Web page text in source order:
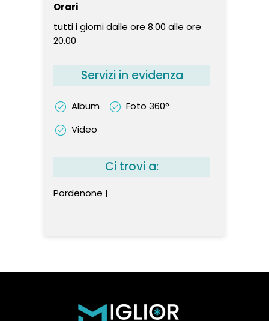
Orari
tutti i giorni dalle ore 8.00 alle ore
20.00
Servizi in evidenza
Album
Foto 360°
Video
Ci trovi a:
Pordenone |